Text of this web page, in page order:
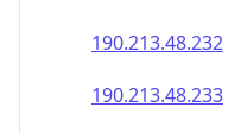
190.213.48.232
190.213.48.233